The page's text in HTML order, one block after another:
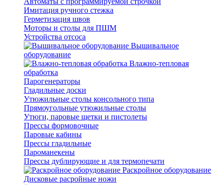
Имитация ручного стежка
Герметизация швов
Моторы и столы для ПШМ
Устройства отсоса
Вышивальное
оборудование
Влажно-тепловая
обработка
Парогенераторы
Гладильные доски
Утюжильные столы консольного типа
Прямоугольные утюжильные столы
Утюги, паровые щетки и пистолеты
Прессы формовочные
Паровые кабины
Прессы гладильные
Пароманекены
Прессы дублирующие и для термопечати
Раскройное оборудование
Дисковые расройные ножи